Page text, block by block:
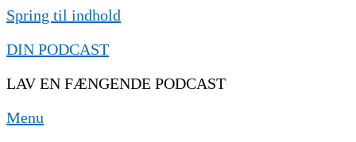
Spring til indhold
DIN PODCAST
LAV EN FÆNGENDE PODCAST
Menu